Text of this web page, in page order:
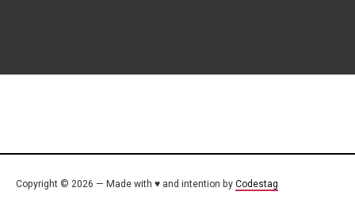
Copyright © 2026 — Made with ♥ and intention by Codestag